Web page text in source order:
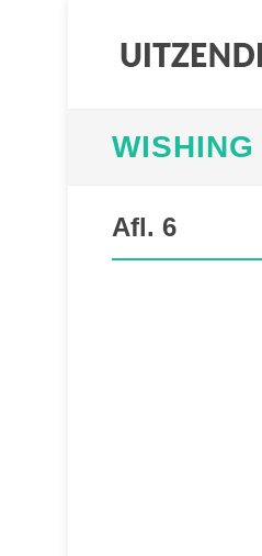
Afl. 6